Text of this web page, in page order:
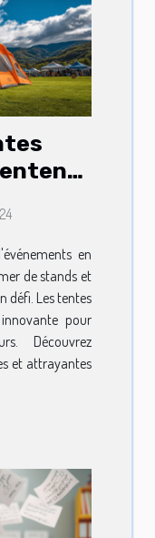
en
de stands et
défi. Les tentes
pour
Découvrez
et attrayantes